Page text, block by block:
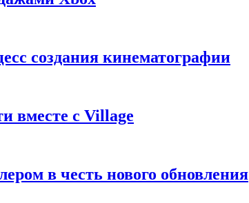
создания кинематографии
вместе с Village
в честь нового обновления